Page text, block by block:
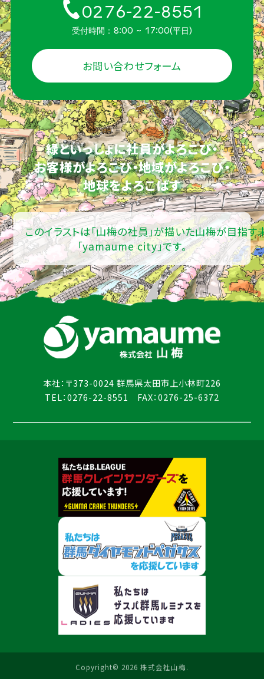
0276-22-8551
受付時間：8:00 ~ 17:00(平日)
お問い合わせフォーム
緑といっしょに社員がよろこび・
お客様がよろこび・地域がよろこび・
地球をよろこばす
このイラストは「山梅の社員」が描いた山梅が目指す
「yamaume city」です。
本社：〒373-0024 群馬県太田市上小林町226
TEL：0276-22-8551 FAX：0276-25-6372
Copyright© 2026 株式会社山梅.